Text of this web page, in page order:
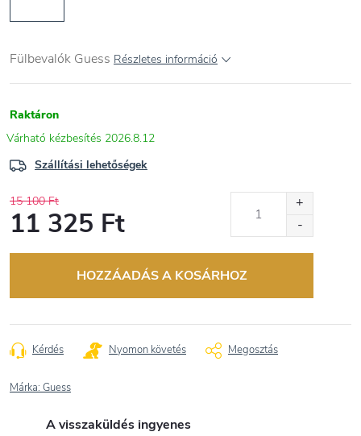
Fülbevalók Guess Részletes információ
Raktáron
2026.8.12
Szállítási lehetőségek
15 100 Ft
11 325 Ft
HOZZÁADÁS A KOSÁRHOZ
Kérdés Nyomon követés Megosztás
Márka: Guess
A visszaküldés ingyenes